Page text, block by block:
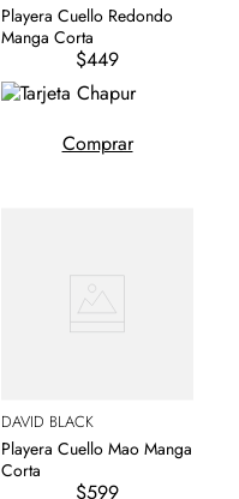
Playera Cuello Redondo
Manga Corta
$449
Comprar
DAVID BLACK
Playera Cuello Mao Manga
Corta
$599